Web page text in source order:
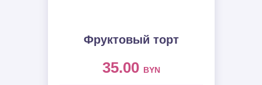
Фруктовый торт
35.00 BYN